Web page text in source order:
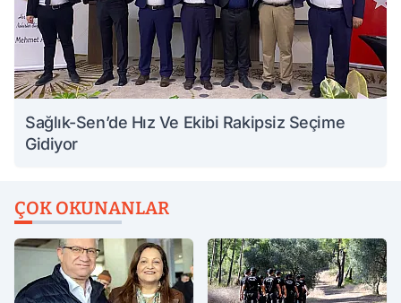
Sağlık-Sen’de Hız Ve Ekibi Rakipsiz Seçime
Gidiyor
ÇOK OKUNANLAR